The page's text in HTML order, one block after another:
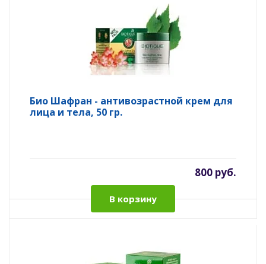
Био Шафран - антивозрастной крем для
лица и тела, 50 гр.
800 руб.
В корзину